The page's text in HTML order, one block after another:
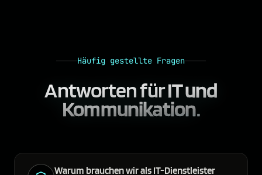
Häufig gestellte Fragen
Antworten fürIT und
Kommunikation.
Warum brauchen wir als IT-Dienstleister